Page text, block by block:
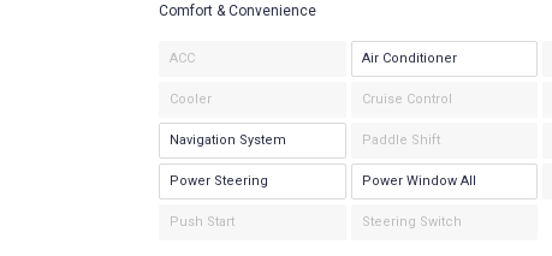
Comfort & Convenience
ACC Air Conditioner
Cooler Cruise Control
Navigation System Paddle Shift
Power Steering Power Window All
Push Start Steering Switch